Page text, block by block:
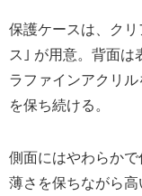
保護ケースは、ク
ス｣ が用意。背面は
ラファインアクリ
を保ち続ける。
側面にはやわらかで
薄さを保ちながら